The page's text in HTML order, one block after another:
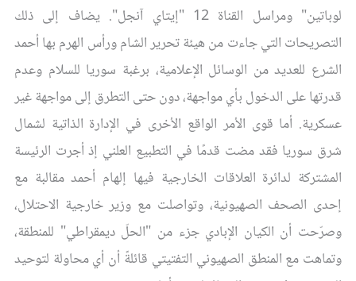
لوباتين" ومراسل القناة 12 "إيتاي آنجل". يضاف إلى ذلك
التصريحات التي جاءت من هيئة تحرير الشام ورأس الهرم بها أحمد
الشرع للعديد من الوسائل الإعلامية، برغبة سوريا للسلام وعدم
قدرتها على الدخول بأي مواجهة، دون حتى التطرق إلى مواجهة غير
عسكرية. أما قوى الأمر الواقع الأخرى في الإدارة الذاتية لشمال
شرق سوريا فقد مضت قدمًا في التطبيع العلني إذ أجرت الرئيسة
المشتركة لدائرة العلاقات الخارجية فيها إلهام أحمد مقالبة مع
إحدى الصحف الصهيونية، وتواصلت مع وزير خارجية الاحتلال،
وصرّحت أن الكيان الإبادي جزء من "الحلّ ديمقراطي" للمنطقة،
وتماهت مع المنطق الصهيوني التفتيتي قائلةً أن أي محاولة لتوحيد